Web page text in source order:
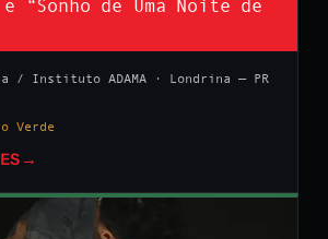
“Sonho de Uma Noite de
/ Instituto ADAMA · Londrina — PR
Verde
→